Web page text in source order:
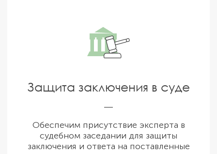
Защита заключения в суде
Обеспечим присутствие эксперта в
судебном заседании для защиты
заключения и ответа на поставленные